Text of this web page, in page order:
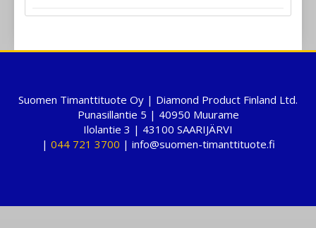
Suomen Timanttituote Oy | Diamond Product Finland Ltd.
Punasillantie 5 | 40950 Muurame
Ilolantie 3 | 43100 SAARIJÄRVI
| 044 721 3700 | info@suomen-timanttituote.fi